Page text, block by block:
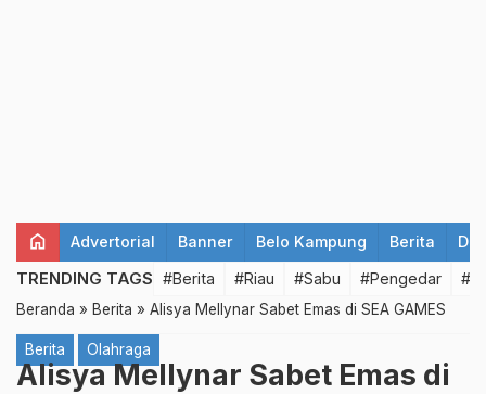
home Advertorial Banner Belo Kampung Berita
TRENDING TAGS #Berita #Riau #Sabu #Pengedar
Beranda » Berita » Alisya Mellynar Sabet Emas di SEA GAMES
Berita Olahraga
Alisya Mellynar Sabet Emas di